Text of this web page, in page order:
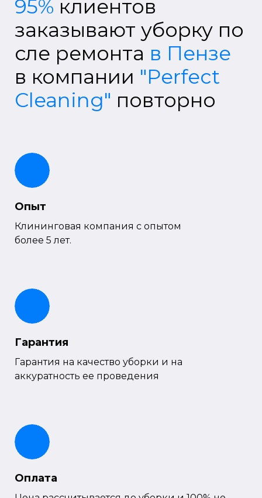
95% клиентов
заказывают уборку по
сле ремонта в Пензе
в компании "Perfect
Cleaning" повторно
Опыт
Клининговая компания с опытом
более 5 лет.
Гарантия
Гарантия на качество уборки и на
аккуратность ее проведения
Оплата